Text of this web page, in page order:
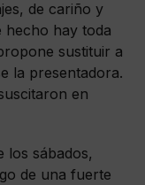
de cariño y
hecho hay toda
sustituir a
la presentadora.
en
los sábados,
de una fuerte